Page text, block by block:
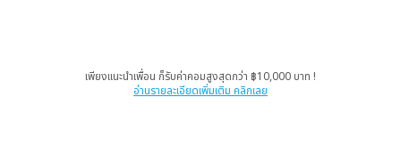
เพียงแนะนำเพื่อน ก็รับค่าคอมสูงสุดกว่า ฿10,000 บาท !
อ่านรายละเอียดเพิ่มเติม คลิกเลย